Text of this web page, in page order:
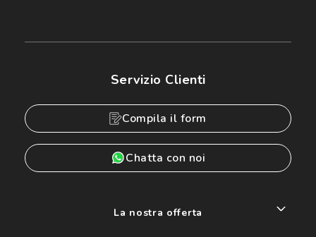
Servizio Clienti
Compila il form
Chatta con noi
La nostra offerta